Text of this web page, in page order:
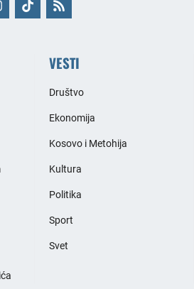
VESTI
Društvo
Ekonomija
Kosovo i Metohija
Kultura
Politika
Sport
Svet